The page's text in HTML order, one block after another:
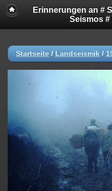
Erinnerungen an #
Seismos #
Startseite / Landseismik /